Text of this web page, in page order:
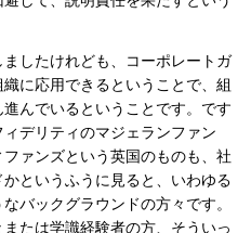
したけれども、コーポレートガ
に応用できるということで、組
んでいるということです。です
デリティのマジェランファン
ァンズという英国のものも、社
というふうに見ると、いわゆる
バックグラウンドの方々です。
たは学識経験者の方、そういっ